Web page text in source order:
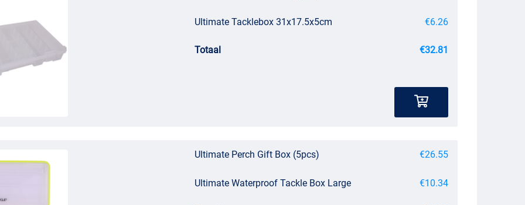
Ultimate Tacklebox 31x17.5x5cm €6.26
Totaal €32.81
Ultimate Perch Gift Box (5pcs) €26.55
Ultimate Waterproof Tackle Box Large €10.34